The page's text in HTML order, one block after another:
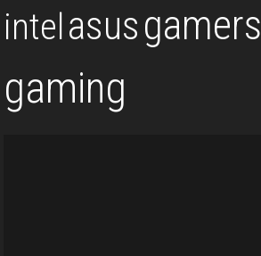
intel asusgamers
gaming